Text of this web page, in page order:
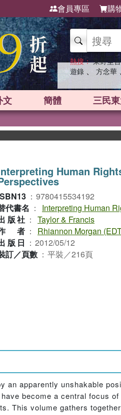
會員專區 購
熱搜： 東野圭吾
遊錄 、 方念華 、
文 簡體 三民
Human
： 9780415534192
代書名 ：
Interpreting Human
版社 ： Taylor & Francis
者 ： Rhiannon Morgan
版日 ： 2012/05/12
訂／頁數 ： 平裝／216頁
an apparently unshakable
become a central focus
This volume gathers